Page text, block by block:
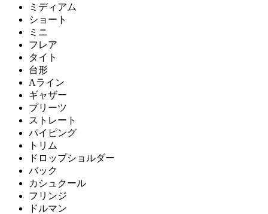
ミディアム
ショート
ミニ
フレア
タイト
台形
Aライン
ギャザー
プリーツ
ストレート
パイピング
トリム
ドロップショルダー
バック
カシュクール
フリンジ
ドルマン